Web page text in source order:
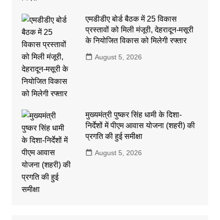
एमडीडीए बोर्ड बैठक में 25 विकास
प्रस्तावों को मिली मंजूरी, देहरादून-मसूरी
के नियोजित विकास को मिलेगी रफ्तार
August 5, 2026
मुख्यमंत्री पुष्कर सिंह धामी के दिशा-
निर्देशों में पीएम आवास योजना (शहरी) की
प्रगति की हुई समीक्षा
August 5, 2026